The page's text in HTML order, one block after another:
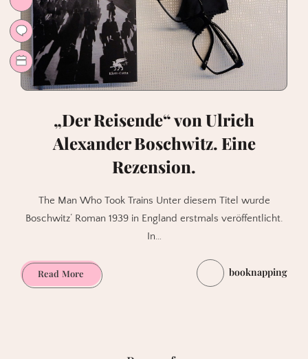
„Der Reisende“ von Ulrich
Alexander Boschwitz. Eine
Rezension.
The Man Who Took Trains Unter diesem Titel wurde
Boschwitz‘ Roman 1939 in England erstmals veröffentlicht.
In…
Read More„Der
Reisende“
booknapping